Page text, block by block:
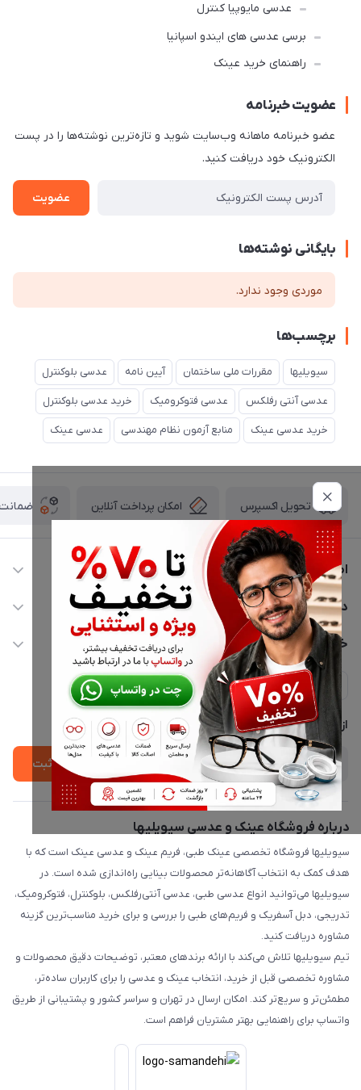
عدسی مایوپیا کنترل
برسی عدسی های ایندو اسپانیا
راهنمای خرید عینک
عضویت خبرنامه
عضو خبرنامه ماهانه وب‌سایت شوید و تازه‌ترین نوشته‌ها را در پست
الکترونیک خود دریافت کنید.
عضویت
بایگانی نوشته‌ها
موردی وجود ندارد.
برچسب‌ها
سیویلیها مقررات ملی ساختمان آیین نامه عدسی بلوکنترل
عدسی آنتی رفلکس عدسی فتوکرومیک خرید عدسی بلوکنترل
خرید عدسی عینک منابع آزمون نظام مهندسی عدسی عینک
تحویل اکسپرس امکان پرداخت آنلاین ضمانت
اطلاعات تماس
02177116909
info@civiliha.com
ارسال فوری در تهران + ارسال به سراسر کشور
دسترسی سریع
حساب کاربری
مجله فروشگاه
لیست محصولات
درباره ما
خدمات مشتریان
حریم خصوصی
پشتیبانی واتساپ 09397003162
از جدید‌ترین تخفیف‌ها با‌ خبر شوید
ثبت
درباره فروشگاه عینک و عدسی سیویلیها
سیویلیها فروشگاه تخصصی عینک طبی، فریم عینک و عدسی عینک است که با
هدف کمک به انتخاب آگاهانه‌تر محصولات بینایی راه‌اندازی شده است. در
سیویلیها می‌توانید انواع عدسی طبی، عدسی آنتی‌رفلکس، بلوکنترل، فتوکرومیک،
تدریجی، دبل آسفریک و فریم‌های طبی را بررسی و برای خرید مناسب‌ترین گزینه
مشاوره دریافت کنید.
تیم سیویلیها تلاش می‌کند با ارائه برندهای معتبر، توضیحات دقیق محصولات و
مشاوره تخصصی قبل از خرید، انتخاب عینک و عدسی را برای کاربران ساده‌تر،
مطمئن‌تر و سریع‌تر کند. امکان ارسال در تهران و سراسر کشور و پشتیبانی از طریق
واتساپ برای راهنمایی بهتر مشتریان فراهم است.